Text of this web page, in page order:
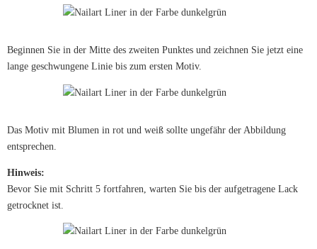
Beginnen Sie in der Mitte des zweiten Punktes und zeichnen Sie jetzt eine
lange geschwungene Linie bis zum ersten Motiv.
Das Motiv mit Blumen in rot und weiß sollte ungefähr der Abbildung
entsprechen.
Hinweis:
Bevor Sie mit Schritt 5 fortfahren, warten Sie bis der aufgetragene Lack
getrocknet ist.